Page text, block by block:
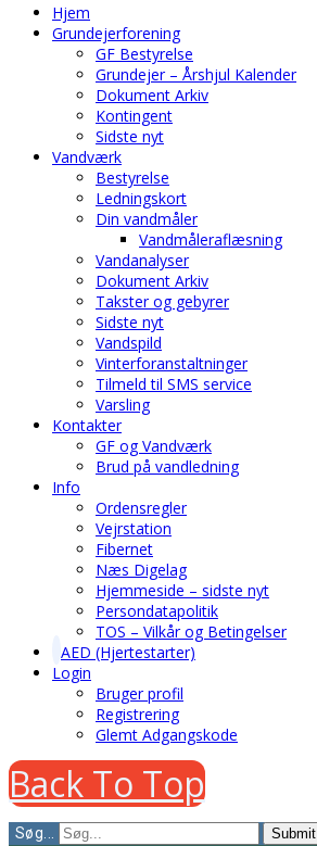
Hjem
Grundejerforening
GF Bestyrelse
Grundejer – Årshjul Kalender
Dokument Arkiv
Kontingent
Sidste nyt
Vandværk
Bestyrelse
Ledningskort
Din vandmåler
Vandmåleraflæsning
Vandanalyser
Dokument Arkiv
Takster og gebyrer
Sidste nyt
Vandspild
Vinterforanstaltninger
Tilmeld til SMS service
Varsling
Kontakter
GF og Vandværk
Brud på vandledning
Info
Ordensregler
Vejrstation
Fibernet
Næs Digelag
Hjemmeside – sidste nyt
Persondatapolitik
TOS – Vilkår og Betingelser
AED (Hjertestarter)
Login
Bruger profil
Registrering
Glemt Adgangskode
Back To Top
Søg... Submit